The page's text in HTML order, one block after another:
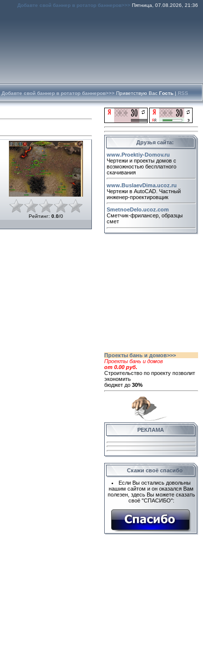
Добавте свой баннер в ротатор баннеров>>> Пятница, 07.08.2026, 21:36
Добавте свой баннер в ротатор баннеров>>> Приветствую Вас Гость | RSS
Рейтинг: 0.0/0
Друзья сайта:
www.Proektiy-Domov.ru
Чертежи и проекты домов с
возможностью бесплатного
скачивания
www.BuslaevDima.ucoz.ru
Чертежи в AutoCAD. Частный
инженер-проектировщик
SmetnoeDelo.ucoz.com
Сметчик-фрилансер, образцы
смет
Проекты бань и домов>>>
Проекты бань и домов
от 0.00 руб.
Строительство по проекту позволит
экономить
бюджет до 30%
РЕКЛАМА
Скажи своё спасибо
Если Вы остались довольны
нашим сайтом и он оказался Вам
полезен, здесь Вы можете сказать
своё "СПАСИБО":